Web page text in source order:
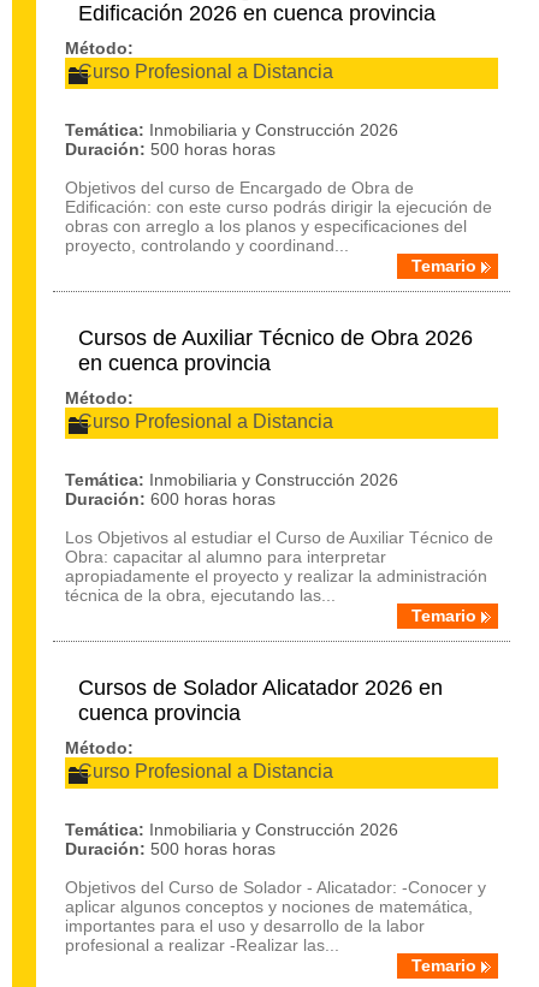
Edificación 2026 en cuenca provincia
Método:
Curso Profesional a Distancia
Temática: Inmobiliaria y Construcción 2026
Duración: 500 horas horas
Objetivos del curso de Encargado de Obra de
Edificación: con este curso podrás dirigir la ejecución de
obras con arreglo a los planos y especificaciones del
proyecto, controlando y coordinand...
Temario
Cursos de Auxiliar Técnico de Obra 2026
en cuenca provincia
Método:
Curso Profesional a Distancia
Temática: Inmobiliaria y Construcción 2026
Duración: 600 horas horas
Los Objetivos al estudiar el Curso de Auxiliar Técnico de
Obra: capacitar al alumno para interpretar
apropiadamente el proyecto y realizar la administración
técnica de la obra, ejecutando las...
Temario
Cursos de Solador Alicatador 2026 en
cuenca provincia
Método:
Curso Profesional a Distancia
Temática: Inmobiliaria y Construcción 2026
Duración: 500 horas horas
Objetivos del Curso de Solador - Alicatador: -Conocer y
aplicar algunos conceptos y nociones de matemática,
importantes para el uso y desarrollo de la labor
profesional a realizar -Realizar las...
Temario